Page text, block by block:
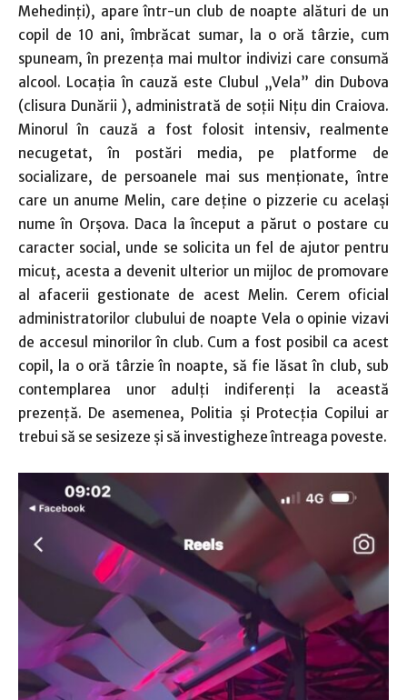
Mehedinţi), apare într-un club de noapte alături de un
copil de 10 ani, îmbrăcat sumar, la o oră târzie, cum
spuneam, în prezenţa mai multor indivizi care consumă
alcool. Locaţia în cauză este Clubul „Vela” din Dubova
(clisura Dunării ), administrată de soţii Niţu din Craiova.
Minorul în cauză a fost folosit intensiv, realmente
necugetat, în postări media, pe platforme de
socializare, de persoanele mai sus menţionate, între
care un anume Melin, care deţine o pizzerie cu acelaşi
nume în Orşova. Daca la început a părut o postare cu
caracter social, unde se solicita un fel de ajutor pentru
micuţ, acesta a devenit ulterior un mijloc de promovare
al afacerii gestionate de acest Melin. Cerem oficial
administratorilor clubului de noapte Vela o opinie vizavi
de accesul minorilor în club. Cum a fost posibil ca acest
copil, la o oră târzie în noapte, să fie lăsat în club, sub
contemplarea unor adulţi indiferenţi la această
prezenţă. De asemenea, Politia şi Protecţia Copilui ar
trebui să se sesizeze şi să investigheze întreaga poveste.